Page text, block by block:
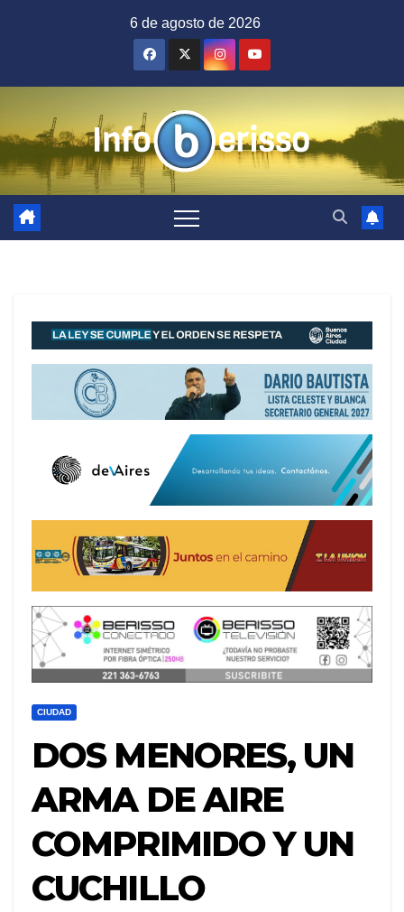
6 de agosto de 2026
CIUDAD
DOS MENORES, UN
ARMA DE AIRE
COMPRIMIDO Y UN
CUCHILLO